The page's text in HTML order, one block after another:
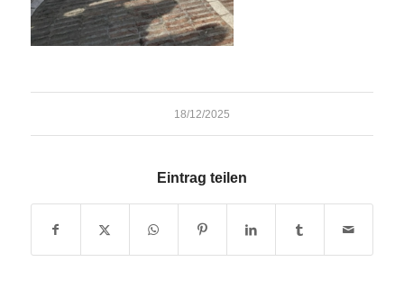
18/12/2025
Eintrag teilen